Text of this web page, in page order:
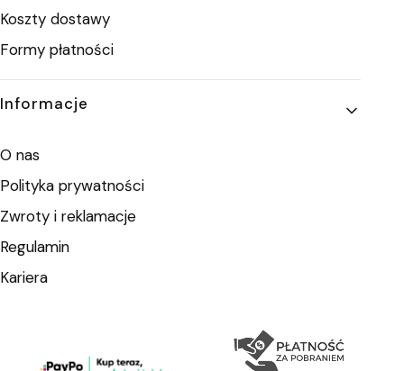
Koszty dostawy
Formy płatności
Informacje
O nas
Polityka prywatności
Zwroty i reklamacje
Regulamin
Kariera